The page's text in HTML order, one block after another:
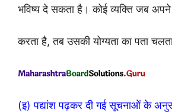
भविष्य दे सकता है। कोई व्यक्ति जब अपने
करता है, तब उसकी योग्यता का पता
(इ) पद्यांश पढ़कर दी गई सूचनाओं के